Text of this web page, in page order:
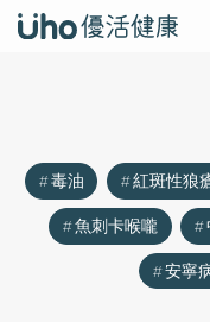
毒油 紅斑性狼
魚刺卡喉嚨
安寧